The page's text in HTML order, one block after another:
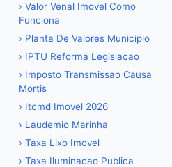
› Valor Venal Imovel Como
Funciona
› Planta De Valores Municipio
› IPTU Reforma Legislacao
› Imposto Transmissao Causa
Mortis
› Itcmd Imovel 2026
› Laudemio Marinha
› Taxa Lixo Imovel
› Taxa Iluminacao Publica